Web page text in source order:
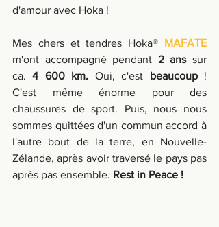
d'amour avec Hoka !
Mes chers et tendres Hoka® MAFATE
m'ont accompagné pendant 2 ans sur
ca. 4 600 km. Oui, c'est beaucoup !
C'est même énorme pour des
chaussures de sport. Puis, nous nous
sommes quittées d'un commun accord à
l'autre bout de la terre, en Nouvelle-
Zélande, après avoir traversé le pays pas
après pas ensemble. Rest in Peace !